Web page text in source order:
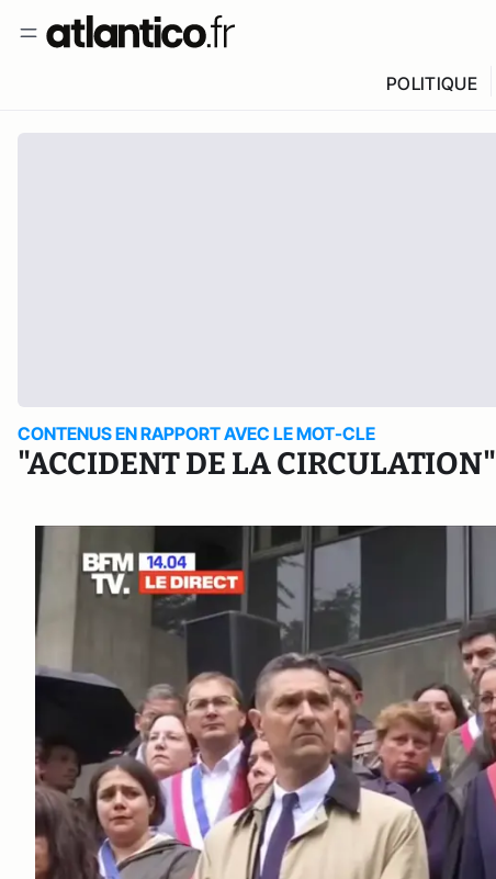
POLITIQUE
CONTENUS EN RAPPORT AVEC LE MOT-CLE
"ACCIDENT DE LA CIRCULATION"